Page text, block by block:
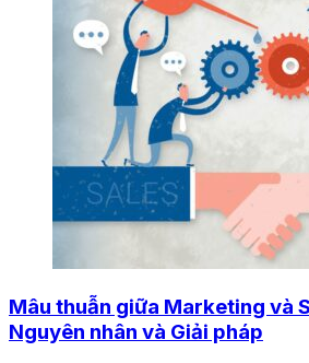
Mâu thuẫn giữa Marketing và
Nguyên nhân và Giải pháp